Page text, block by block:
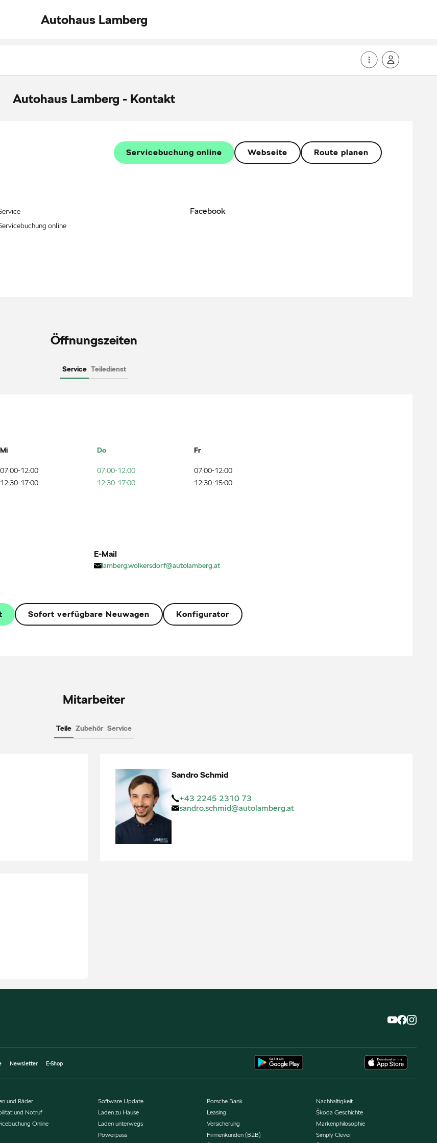
Autohaus Lamberg
Autohaus Lamberg - Kontakt
Servicebuchung online Webseite Route planen
online
Facebook
Öffnungszeiten
Service Teiledienst
Mi
07:00-12:00
12:30-17:00
Do
07:00-12:00
12:30-17:00
Fr
07:00-12:00
12:30-15:00
E-Mail
lamberg.wolkersdorf@autolamberg.at
Sofort verfügbare Neuwagen Konfigurator
Mitarbeiter
Teile Zubehör Service
Sandro Schmid
+43 2245 2310 73
sandro.schmid@autolamberg.at
Newsletter E-Shop
und Räder
und Notruf
Online
Software Update
Laden zu Hause
Laden unterwegs
Powerpass
Porsche Bank
Leasing
Versicherung
Firmenkunden (B2B)
Nachhaltigkeit
Škoda Geschichte
Markenphilosophie
Simply Clever